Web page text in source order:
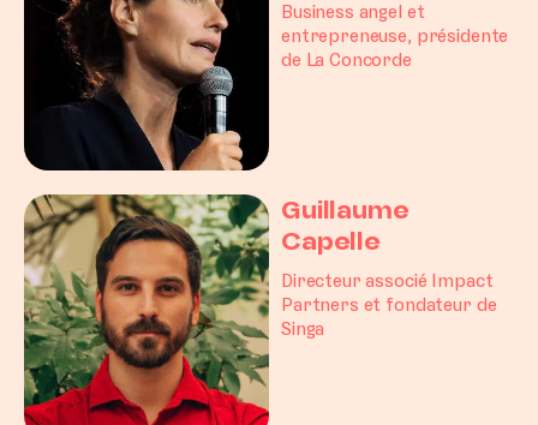
Business angel et
entrepreneuse, présidente
de La Concorde
Guillaume
Capelle
Directeur associé Impact
Partners et fondateur de
Singa